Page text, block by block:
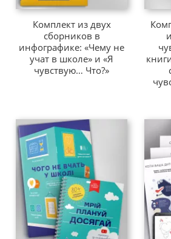
Комплект из двух
сборников в
инфографике: «Чему не
учат в школе» и «Я
чувствую… Что?»